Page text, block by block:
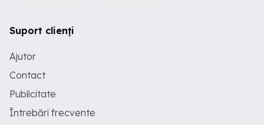
Suport clienți
Ajutor
Contact
Publicitate
Întrebări frecvente